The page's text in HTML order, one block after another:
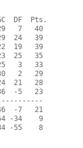
DF  Pts.
7   40
24   39
19   39
25   35
3   33
2   29
21   28
-5   23
-7   21
-34    9
-55    8